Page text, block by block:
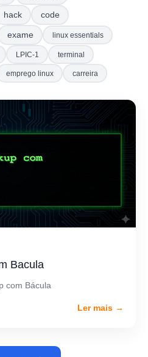
hack code
exame linux essentials
LPIC-1 terminal
emprego linux carreira
Bacula
com Bácula
Ler mais →